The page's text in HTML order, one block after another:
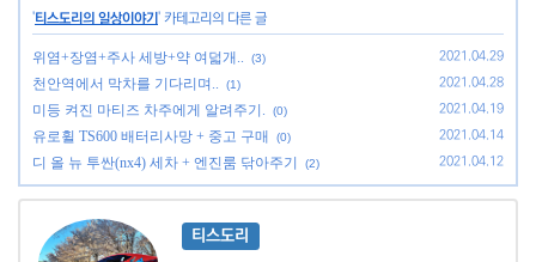
'티스도리의 일상이야기 ' 카테고리의 다른 글
위염+장염+주사 세방+약 여덟개.. (3) 2021.04.29
천안역에서 막차를 기다리며.. (1) 2021.04.28
미등 켜진 마티즈 차주에게 알려주기. (0) 2021.04.19
유로휠 TS600 배터리사망 + 중고 구매 (0) 2021.04.14
디 올 뉴 투싼(nx4) 세차 + 엔진룸 닦아주기 (2) 2021.04.12
티스도리